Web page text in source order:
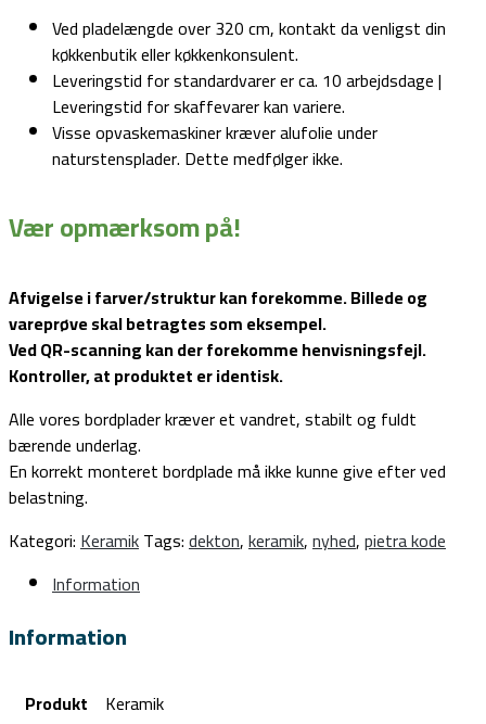
Ved pladelængde over 320 cm, kontakt da venligst din
køkkenbutik eller køkkenkonsulent.
Leveringstid for standardvarer er ca. 10 arbejdsdage |
Leveringstid for skaffevarer kan variere.
Visse opvaskemaskiner kræver alufolie under
naturstensplader. Dette medfølger ikke.
Vær opmærksom på!
Afvigelse i farver/struktur kan forekomme. Billede og
vareprøve skal betragtes som eksempel.
Ved QR-scanning kan der forekomme henvisningsfejl.
Kontroller, at produktet er identisk.
Alle vores bordplader kræver et vandret, stabilt og fuldt
bærende underlag.
En korrekt monteret bordplade må ikke kunne give efter ved
belastning.
Kategori:KeramikTags:dekton,keramik,nyhed,pietra kode
Information
Information
Produkt Keramik